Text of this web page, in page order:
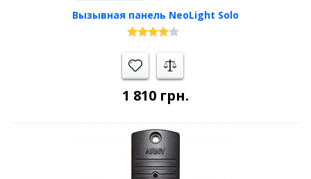
Вызывная панель NeoLight Solo
1 810 грн.